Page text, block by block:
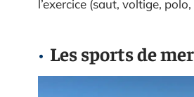
l’exercice (saut, voltige,
Les sports de mer